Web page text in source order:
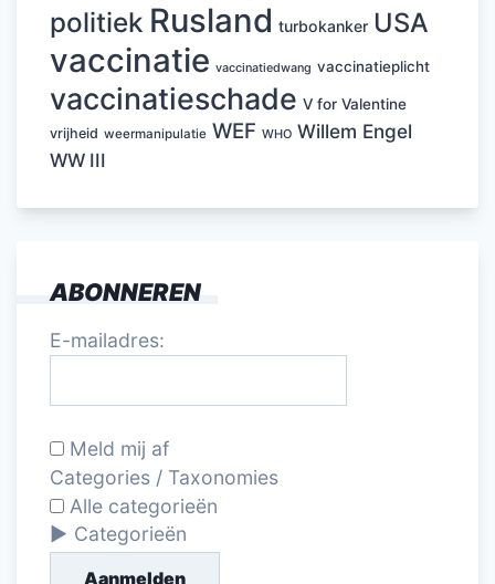
politiek Rusland turbokanker USA
vaccinatie vaccinatiedwang vaccinatieplicht
vaccinatieschade V for Valentine
vrijheid weermanipulatie WEF WHO Willem Engel
WW III
ABONNEREN
E-mailadres:
Meld mij af
Categories / Taxonomies
Alle categorieën
Categorieën
Aanmelden